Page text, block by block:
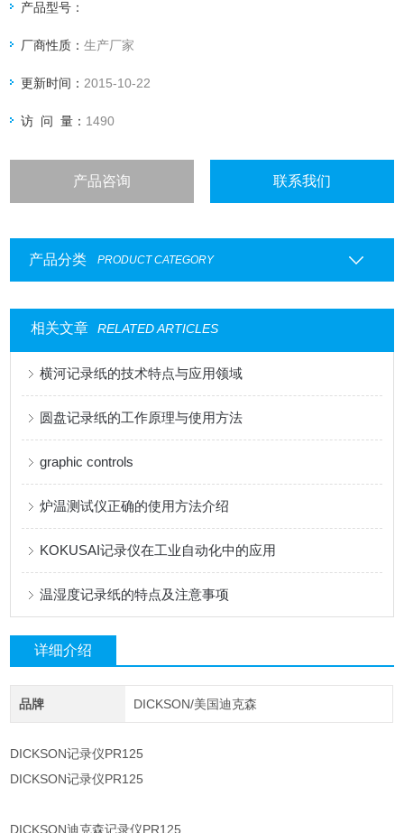
DICKSON迪克森记录仪SK550
产品型号：
厂商性质：生产厂家
更新时间： 2015-10-22
访 问 量： 1490
产品咨询 联系我们
产品分类 PRODUCT CATEGORY
相关文章 RELATED ARTICLES
横河记录纸的技术特点与应用领域
圆盘记录纸的工作原理与使用方法
graphic controls
炉温测试仪正确的使用方法介绍
KOKUSAI记录仪在工业自动化中的应用
温湿度记录纸的特点及注意事项
详细介绍
品牌 DICKSON/美国迪克森
DICKSON记录仪PR125
DICKSON记录仪PR125
DICKSON迪克森记录仪PR125